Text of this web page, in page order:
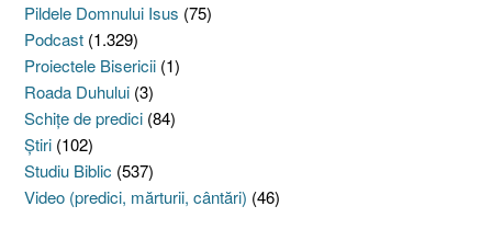
Pildele Domnului Isus (75)
Podcast (1.329)
Proiectele Bisericii (1)
Roada Duhului (3)
Schiţe de predici (84)
Ştiri (102)
Studiu Biblic (537)
Video (predici, mărturii, cântări) (46)